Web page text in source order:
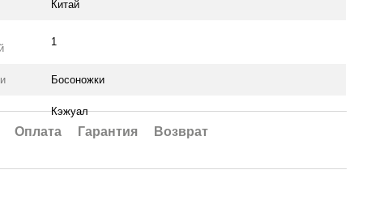
Китай
1
Босоножки
Кэжуал
Оплата Гарантия Возврат